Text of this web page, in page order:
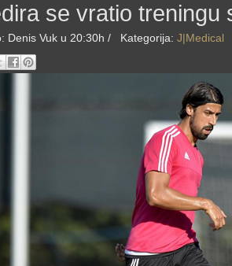
se vratio treningu
Denis Vuk u 20:30h / Kategorija: J|Medical